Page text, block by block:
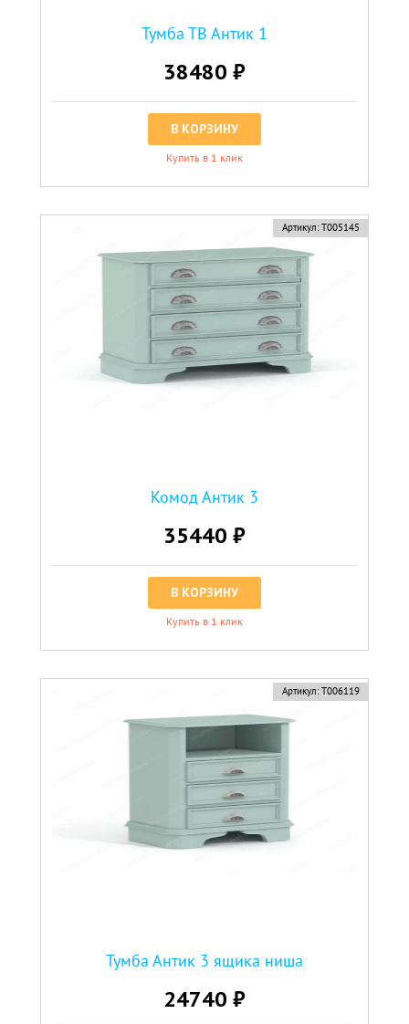
Тумба ТВ Антик 1
38480 ₽
В КОРЗИНУ
Купить в 1 клик
Артикул: Т005145
Комод Антик 3
35440 ₽
В КОРЗИНУ
Купить в 1 клик
Артикул: Т006119
Тумба Антик 3 ящика ниша
24740 ₽